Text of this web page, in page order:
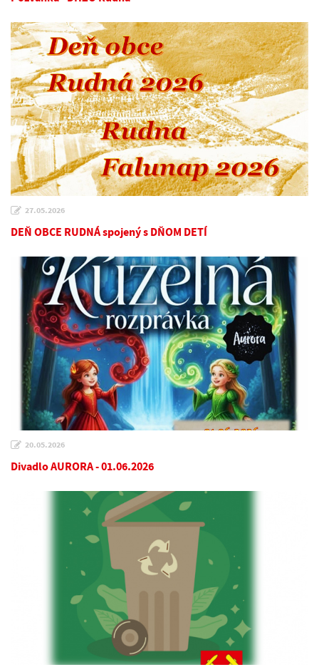
27.05.2026
DEŇ OBCE RUDNÁ spojený s DŇOM DETÍ
20.05.2026
Divadlo AURORA - 01.06.2026